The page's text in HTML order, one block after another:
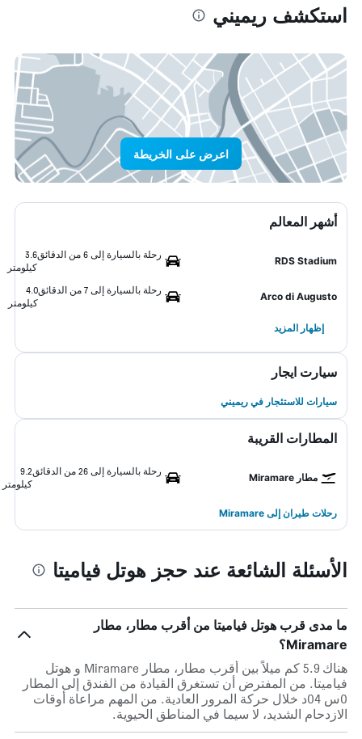
استكشف ريميني
اعرض على الخريطة
أشهر المعالم
RDS Stadium
رحلة بالسيارة إلى 6 من الدقائق
3.6
كيلومتر
Arco di Augusto
رحلة بالسيارة إلى 7 من الدقائق
4.0
كيلومتر
إظهار المزيد
سيارت ايجار
سيارات للاستئجار في ريميني
المطارات القريبة
مطار Miramare
رحلة بالسيارة إلى 26 من الدقائق
9.2
كيلومتر
رحلات طيران إلى Miramare
الأسئلة الشائعة عند حجز هوتل فياميتا
ما مدى قرب هوتل فياميتا من أقرب مطار، مطار
Miramare؟
هناك 5.9 كم ميلاً بين أقرب مطار، مطار Miramare و هوتل
فياميتا. من المفترض أن تستغرق القيادة من الفندق إلى المطار
0س 04د خلال حركة المرور العادية. من المهم مراعاة أوقات
الازدحام الشديد، لا سيما في المناطق الحيوية.